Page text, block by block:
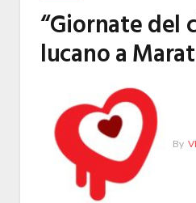
“Giornate del
lucano a
By